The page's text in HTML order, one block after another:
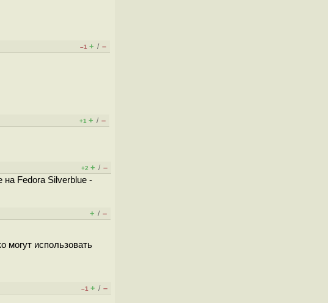
–1 + / –
+1 + / –
+2 + / –
на Fedora Silverblue -
+ / –
могут использовать
–1 + / –